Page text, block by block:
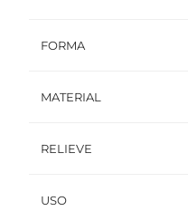
FORMA
MATERIAL
RELIEVE
USO